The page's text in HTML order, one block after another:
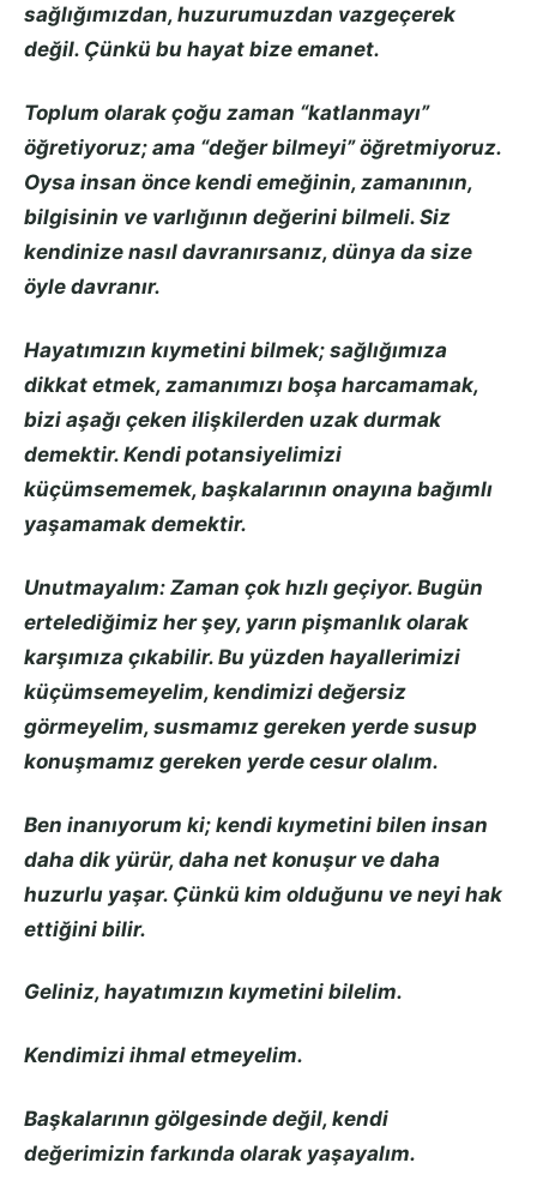
sağlığımızdan, huzurumuzdan vazgeçerek
değil. Çünkü bu hayat bize emanet.
Toplum olarak çoğu zaman “katlanmayı”
öğretiyoruz; ama “değer bilmeyi” öğretmiyoruz.
Oysa insan önce kendi emeğinin, zamanının,
bilgisinin ve varlığının değerini bilmeli. Siz
kendinize nasıl davranırsanız, dünya da size
öyle davranır.
Hayatımızın kıymetini bilmek; sağlığımıza
dikkat etmek, zamanımızı boşa harcamamak,
bizi aşağı çeken ilişkilerden uzak durmak
demektir. Kendi potansiyelimizi
küçümsememek, başkalarının onayına bağımlı
yaşamamak demektir.
Unutmayalım: Zaman çok hızlı geçiyor. Bugün
ertelediğimiz her şey, yarın pişmanlık olarak
karşımıza çıkabilir. Bu yüzden hayallerimizi
küçümsemeyelim, kendimizi değersiz
görmeyelim, susmamız gereken yerde susup
konuşmamız gereken yerde cesur olalım.
Ben inanıyorum ki; kendi kıymetini bilen insan
daha dik yürür, daha net konuşur ve daha
huzurlu yaşar. Çünkü kim olduğunu ve neyi hak
ettiğini bilir.
Geliniz, hayatımızın kıymetini bilelim.
Kendimizi ihmal etmeyelim.
Başkalarının gölgesinde değil, kendi
değerimizin farkında olarak yaşayalım.